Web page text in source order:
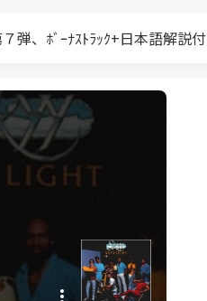
弾、ﾎﾞｰﾅｽﾄﾗｯｸ+日本語解説付